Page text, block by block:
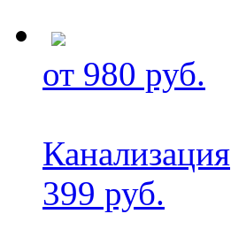
от 980 руб.
Канализация
399 руб.